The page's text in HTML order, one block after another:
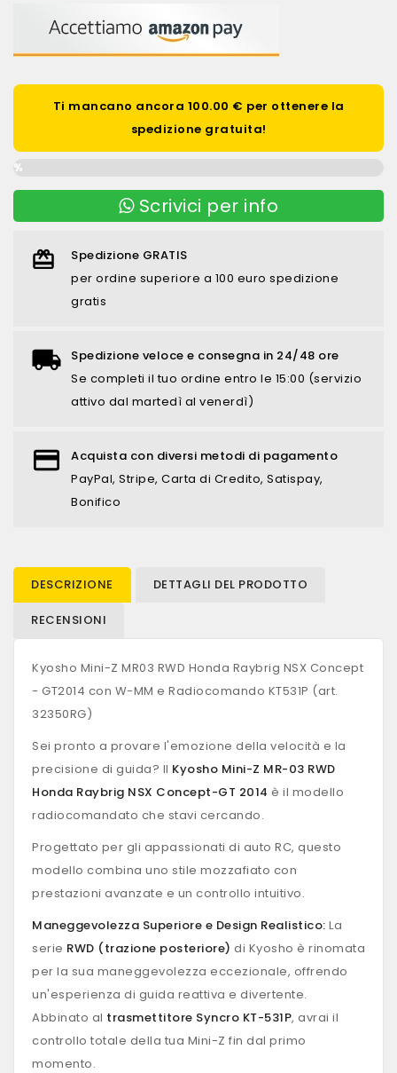
Ti mancano ancora 100.00 € per ottenere la
spedizione gratuita!
0%
Scrivici per info
Spedizione GRATIS
per ordine superiore a 100 euro spedizione
gratis
Spedizione veloce e consegna in 24/48 ore
Se completi il tuo ordine entro le 15:00 (servizio
attivo dal martedì al venerdì)
Acquista con diversi metodi di pagamento
PayPal, Stripe, Carta di Credito, Satispay,
Bonifico
DESCRIZIONE DETTAGLI DEL PRODOTTO
RECENSIONI
Kyosho Mini-Z MR03 RWD Honda Raybrig NSX Concept
- GT2014 con W-MM e Radiocomando KT531P (art.
32350RG)
Sei pronto a provare l'emozione della velocità e la
precisione di guida? Il Kyosho Mini-Z MR-03 RWD
Honda Raybrig NSX Concept-GT 2014 è il modello
radiocomandato che stavi cercando.
Progettato per gli appassionati di auto RC, questo
modello combina uno stile mozzafiato con
prestazioni avanzate e un controllo intuitivo.
Maneggevolezza Superiore e Design Realistico: La
serie RWD (trazione posteriore) di Kyosho è rinomata
per la sua maneggevolezza eccezionale, offrendo
un'esperienza di guida reattiva e divertente.
Abbinato al trasmettitore Syncro KT-531P, avrai il
controllo totale della tua Mini-Z fin dal primo
momento.